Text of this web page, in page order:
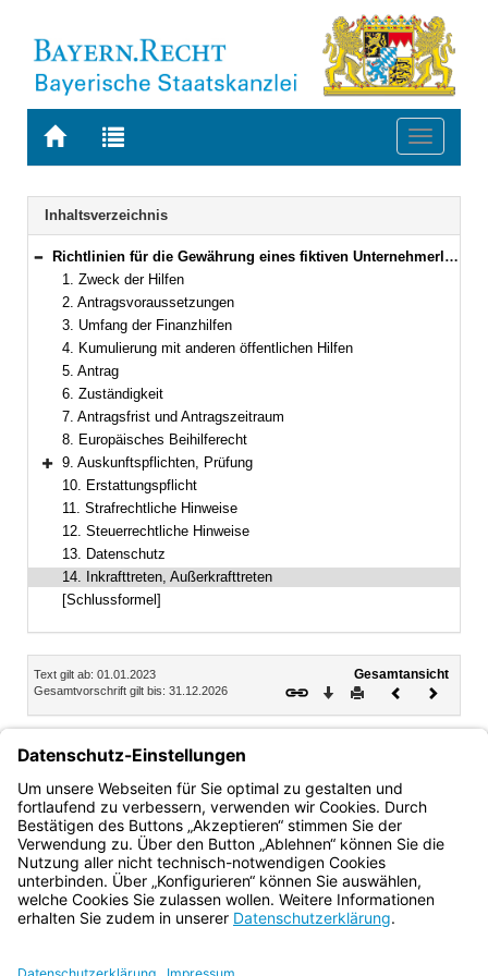
Zur
BAYERN.RECHT
Zur
letzten
Suche
Toggle
Navigation
Inhaltsverzeichnis
Bereich reduzieren
Richtlinien für die Gewährung eines fiktiven Unternehmerlohns zur Sicherung des Lebensunterhalts der von der Corona-Virus-Pandemie (SARS-CoV-2) betroffenen soloselbstständigen Künstlerinnen und Künstler sowie Angehörigen kulturnaher Berufe
1. Zweck der Hilfen
2. Antragsvoraussetzungen
3. Umfang der Finanzhilfen
4. Kumulierung mit anderen öffentlichen Hilfen
5. Antrag
6. Zuständigkeit
7. Antragsfrist und Antragszeitraum
8. Europäisches Beihilferecht
Bereich erweitern
9. Auskunftspflichten, Prüfung
10. Erstattungspflicht
11. Strafrechtliche Hinweise
12. Steuerrechtliche Hinweise
13. Datenschutz
14. Inkrafttreten, Außerkrafttreten
[Schlussformel]
Inhalt
Text gilt ab: 01.01.2023
Gesamtvorschrift gilt bis: 31.12.2026
Gesamtansicht
Download
DruckenVorheriges
Diese Bekanntmachung tritt mit Wirkung vom 1. Januar
2023 in Kraft und mit Ablauf des 31. Dezember 2026 außer
Kraft.
Bayern.de
BayernPortal